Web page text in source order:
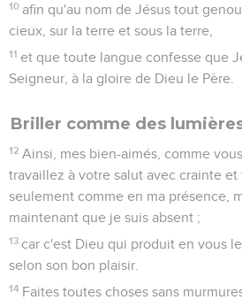
10 afin qu'au nom de Jésus tout
cieux, sur la terre et sous la terre,
11 et que toute langue confesse que
Seigneur, à la gloire de Dieu le Père.
Briller comme des
12 Ainsi, mes bien-aimés, comme
travaillez à votre salut avec crainte
seulement comme en ma présence,
maintenant que je suis absent ;
13 car c'est Dieu qui produit en vous
selon son bon plaisir.
14 Faites toutes choses sans